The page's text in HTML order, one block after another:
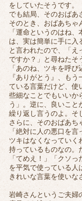
をしていたそうです。
でも結局、そのおばあ
そのとき、おばあちゃ
「運命というのはね
は、実は簡単に手に入
と言われたので、「
ですか？」と尋ねたそ
「あのね、ツキを呼
『ありがとう』、も
ている言葉だけど、使
些細なことでもいいか
う」。逆に、良いこと
繰り返し言うのよ。そ
さらに、そのおばあち
「絶対に人の悪口を
ツキはなくなっていく
持っているものなの。
「てめえ！」「クソ
を平気で使っている人
きれいな言葉を使いな
岩崎さんというご夫婦